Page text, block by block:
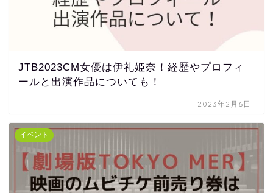
JTB2023CM女優は伊礼姫奈！経歴やプロフィ
ールと出演作品についても！
2023年2月6日
イベント